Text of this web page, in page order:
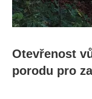
Otevřenost
porodu pro